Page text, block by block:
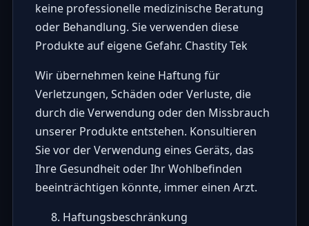
keine professionelle medizinische Beratung
oder Behandlung. Sie verwenden diese
Produkte auf eigene Gefahr. Chastity Tek
Wir übernehmen keine Haftung für
Verletzungen, Schäden oder Verluste, die
durch die Verwendung oder den Missbrauch
unserer Produkte entstehen. Konsultieren
Sie vor der Verwendung eines Geräts, das
Ihre Gesundheit oder Ihr Wohlbefinden
beeinträchtigen könnte, immer einen Arzt.
Haftungsbeschränkung